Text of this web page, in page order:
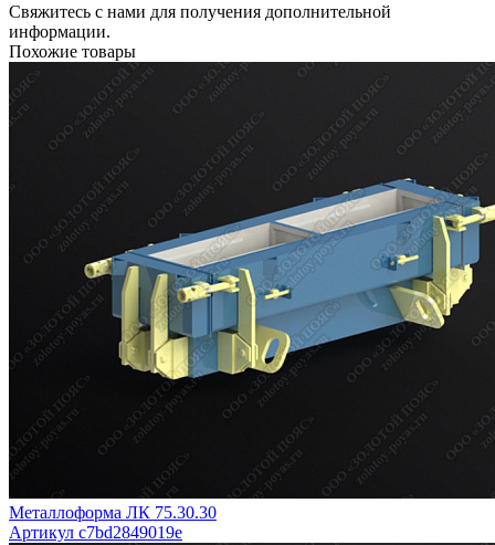
Свяжитесь с нами для получения дополнительной
информации.
Похожие товары
Металлоформа ЛК 75.30.30
Артикул c7bd2849019e